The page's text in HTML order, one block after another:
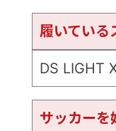
履いている
DS LIGHT
サッカーを